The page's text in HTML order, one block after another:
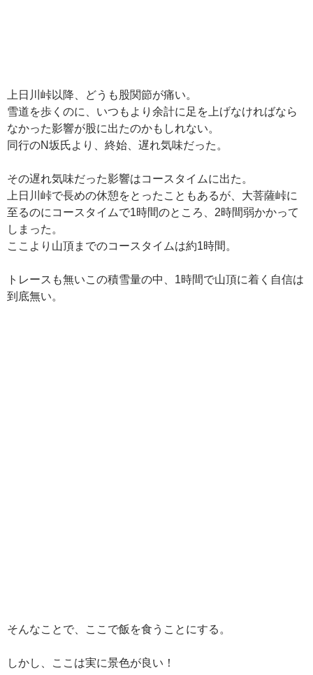
上日川峠以降、どうも股関節が痛い。
雪道を歩くのに、いつもより余計に足を上げなければなら
なかった影響が股に出たのかもしれない。
同行のN坂氏より、終始、遅れ気味だった。
その遅れ気味だった影響はコースタイムに出た。
上日川峠で長めの休憩をとったこともあるが、大菩薩峠に
至るのにコースタイムで1時間のところ、2時間弱かかって
しまった。
ここより山頂までのコースタイムは約1時間。
トレースも無いこの積雪量の中、1時間で山頂に着く自信は
到底無い。
そんなことで、ここで飯を食うことにする。
しかし、ここは実に景色が良い！